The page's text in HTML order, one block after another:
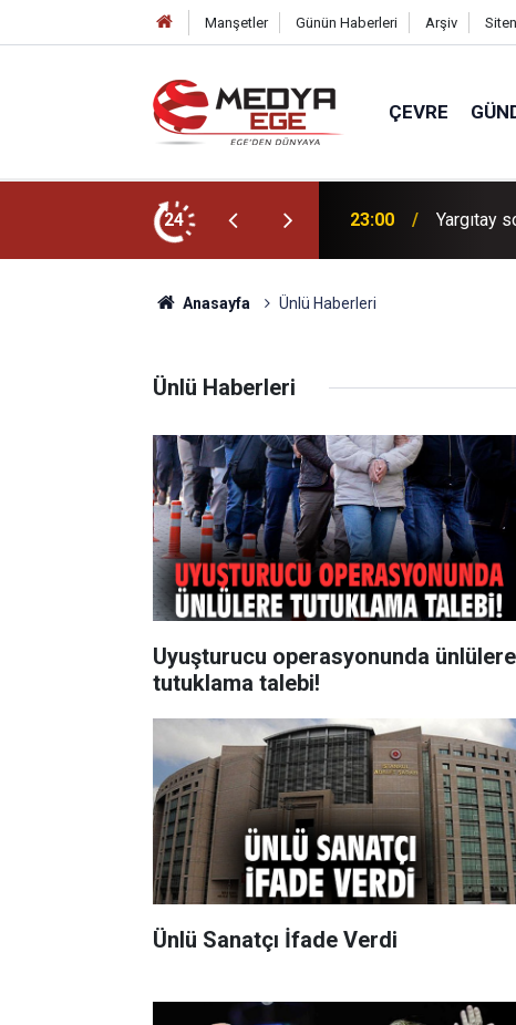
Manşetler Günün Haberleri Arşiv
ÇEVRE
24 23:00 Yargıtay
Anasayfa Ünlü Haberleri
Ünlü Haberleri
Uyuşturucu operasyonunda ünlülere
tutuklama talebi!
Ünlü Sanatçı İfade Verdi